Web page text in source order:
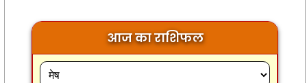
आज का राशिफल